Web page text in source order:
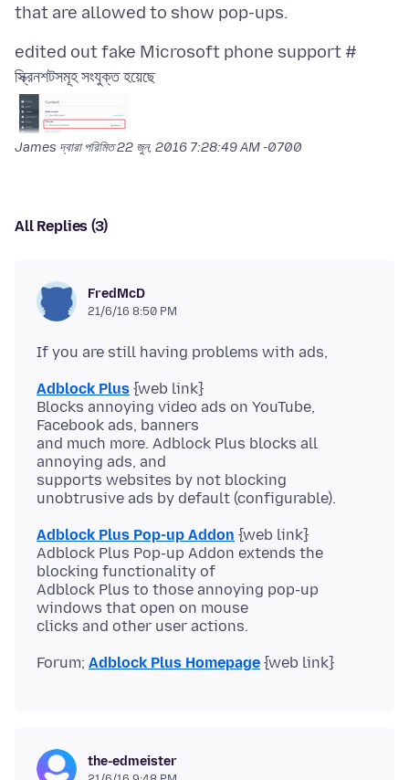
স্ক্রিনশটসমূহ সংযুক্ত হয়েছে
James দ্বারা পরিমিত22 জুন, 2016 7:28:49 AM -0700
All Replies (3)
FredMcD
21/6/16 8:50 PM
Adblock Plus {web link}
Blocks annoying video ads on YouTube,
Facebook ads, banners
and much more. Adblock Plus blocks all
annoying ads, and
supports websites by not blocking
Adblock Plus Pop-up Addon {web link}
Adblock Plus Pop-up Addon extends the
blocking functionality of
Adblock Plus to those annoying pop-up
windows that open on mouse
Forum; Adblock Plus Homepage
the-edmeister